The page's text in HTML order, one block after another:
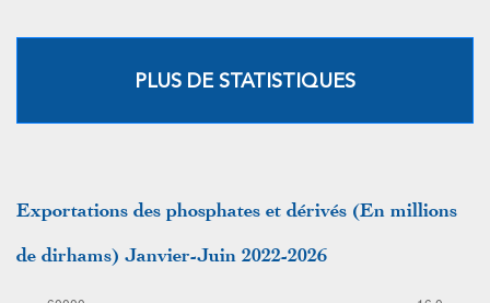
PLUS DE STATISTIQUES
Exportations des phosphates et dérivés (En millions
de dirhams) Janvier-Juin 2022-2026